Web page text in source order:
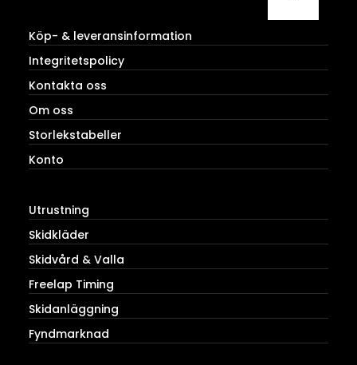
Köp- & leveransinformation
Integritetspolicy
Kontakta oss
Om oss
Storlekstabeller
Konto
Utrustning
Skidkläder
Skidvård & Valla
Freelap Timing
Skidanläggning
Fyndmarknad